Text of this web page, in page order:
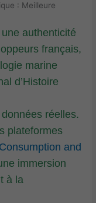
: Meilleure
authenticité
français,
marine
d’Histoire
réelles.
plateformes
and
immersion
à la